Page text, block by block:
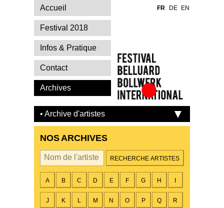
Festival Belluard
International
• Archive d'artistes
NOS ARCHIVES
A B C D E F G H
J K L M N O P Q R
Accueil
Festival 2018
Infos & Pratique
Contact
Archives
FR DE EN